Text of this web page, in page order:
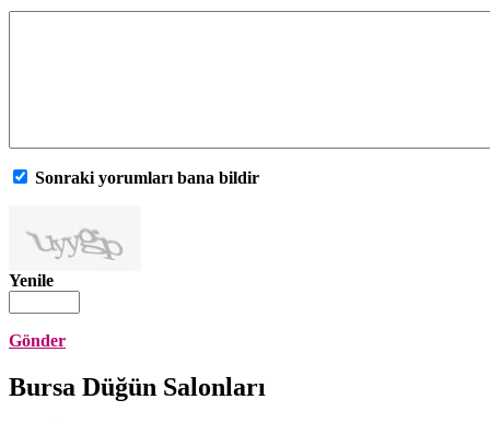
Sonraki yorumları bana bildir
Yenile
Gönder
Bursa Düğün Salonları